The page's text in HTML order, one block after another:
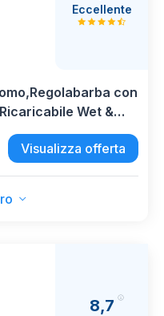
Eccellente
con
Wet &
Impermeabile
Visualizza offerta
8,7